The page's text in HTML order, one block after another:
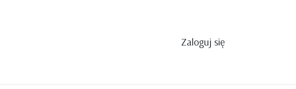
Zaloguj się